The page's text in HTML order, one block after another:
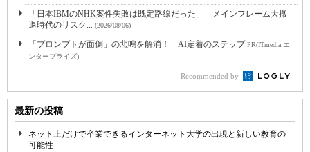
「日本IBMのNHK案件失敗は既定路線だった」 メインフレーム大撤
退時代のリスク... (2026/08/06)
「プロンプトが面倒」の悲鳴を解消！ AI定着のステップPR(ITmedia エ
ンタープライズ)
Recommended by
最新の投稿
ネット上だけで卒業できるインターネット大学の出現と新しい教育の
可能性